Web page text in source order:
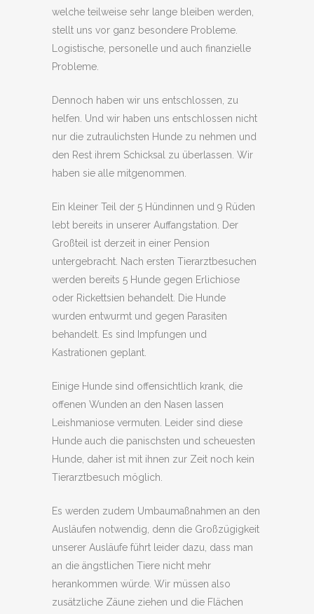
welche teilweise sehr lange bleiben werden,
stellt uns vor ganz besondere Probleme.
Logistische, personelle und auch finanzielle
Probleme.
Dennoch haben wir uns entschlossen, zu
helfen. Und wir haben uns entschlossen nicht
nur die zutraulichsten Hunde zu nehmen und
den Rest ihrem Schicksal zu überlassen. Wir
haben sie alle mitgenommen.
Ein kleiner Teil der 5 Hündinnen und 9 Rüden
lebt bereits in unserer Auffangstation. Der
Großteil ist derzeit in einer Pension
untergebracht. Nach ersten Tierarztbesuchen
werden bereits 5 Hunde gegen Erlichiose
oder Rickettsien behandelt. Die Hunde
wurden entwurmt und gegen Parasiten
behandelt. Es sind Impfungen und
Kastrationen geplant.
Einige Hunde sind offensichtlich krank, die
offenen Wunden an den Nasen lassen
Leishmaniose vermuten. Leider sind diese
Hunde auch die panischsten und scheuesten
Hunde, daher ist mit ihnen zur Zeit noch kein
Tierarztbesuch möglich.
Es werden zudem Umbaumaßnahmen an den
Ausläufen notwendig, denn die Großzügigkeit
unserer Ausläufe führt leider dazu, dass man
an die ängstlichen Tiere nicht mehr
herankommen würde. Wir müssen also
zusätzliche Zäune ziehen und die Flächen